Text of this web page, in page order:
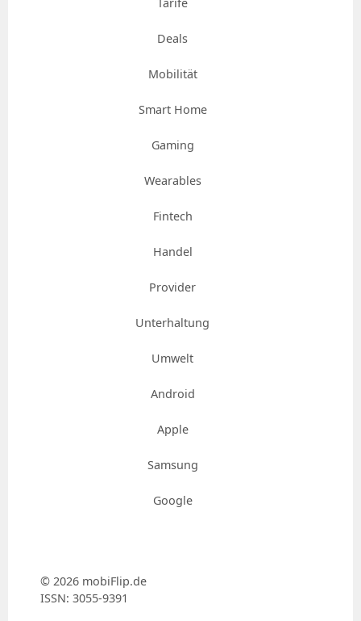
Deals
Mobilität
Smart Home
Gaming
Wearables
Fintech
Handel
Provider
Unterhaltung
Umwelt
Android
Apple
Samsung
Google
© 2026 mobiFlip.de
ISSN: 3055-9391